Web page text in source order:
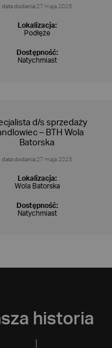
data dodania:27 maja 2025
Lokalizacja:
Podłęże
Dostępność:
Natychmiast
d/s sprzedaży
– BTH Wola
Batorska
data dodania:27 maja 2025
Lokalizacja:
Wola Batorska
Dostępność:
Natychmiast
historia